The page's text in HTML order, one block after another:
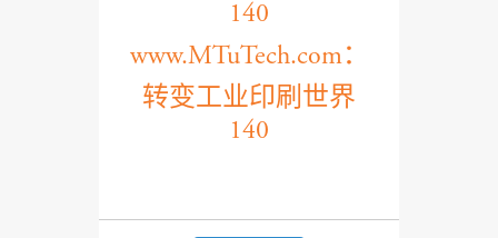
140
www.MTuTech.com：
转变工业印刷世界
140